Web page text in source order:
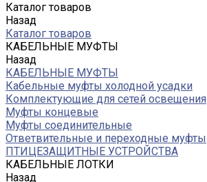
Каталог товаров
Назад
Каталог товаров
КАБЕЛЬНЫЕ МУФТЫ
Назад
КАБЕЛЬНЫЕ МУФТЫ
Кабельные муфты холодной усадки
Комплектующие для сетей освещения
Муфты концевые
Муфты соединительные
Ответвительные и переходные муфты
ПТИЦЕЗАЩИТНЫЕ УСТРОЙСТВА
КАБЕЛЬНЫЕ ЛОТКИ
Назад